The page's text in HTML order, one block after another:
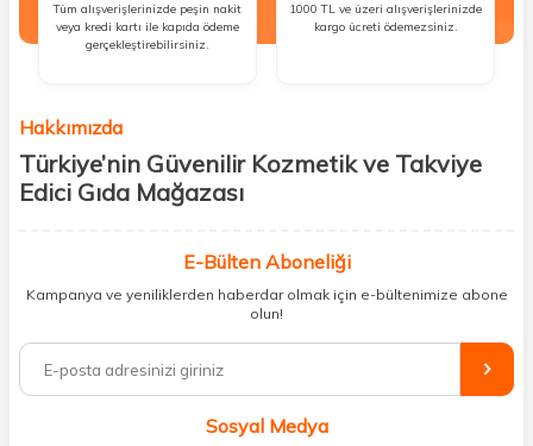
Tüm alışverişlerinizde peşin nakit
veya kredi kartı ile kapıda ödeme
gerçekleştirebilirsiniz.
1000 TL ve üzeri alışverişlerinizde
kargo ücreti ödemezsiniz.
Hakkımızda
Türkiye’nin Güvenilir Kozmetik ve Takviye
Edici Gıda Mağazası
kişisel bakım hem de takviye edici gıda ürünlerini sizlerle
buluşturuyoruz. Artık mağaza mağaza dolaşmanıza gerek yok;
ihtiyacınız olan her şeyi tek bir çatı altında topluyor ve kapınıza kadar
%100 orijinal kozmetik ve sağlık ürünleriyle güzelliğinizi tamamlayabilir,
vücudunuzu desteklemek için güvenilir takviye edici gıdalara
minerallere kadar binlerce ürünü uygun fiyat ve hızlı kargo avantajıyla
E-Bülten Aboneliği
Kampanya ve yeniliklerden haberdar olmak için e-bültenimize abone
olun!
Sosyal Medya